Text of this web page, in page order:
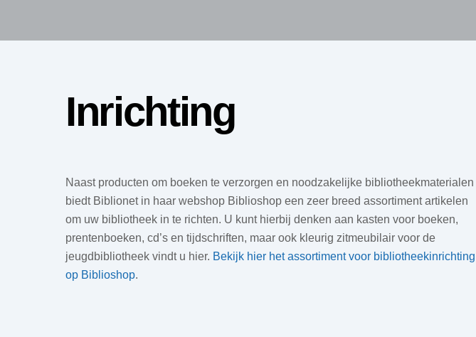
Inrichting
Naast producten om boeken te verzorgen en noodzakelijke bibliotheekmaterialen
biedt Biblionet in haar webshop Biblioshop een zeer breed assortiment artikelen
om uw bibliotheek in te richten. U kunt hierbij denken aan kasten voor boeken,
prentenboeken, cd’s en tijdschriften, maar ook kleurig zitmeubilair voor de
jeugdbibliotheek vindt u hier. Bekijk hier het assortiment voor bibliotheekinrichting
op Biblioshop.